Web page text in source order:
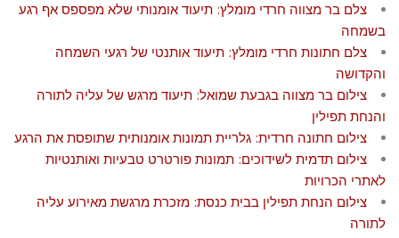
צלם בר מצווה חרדי מומלץ: תיעוד אומנותי שלא מפספס אף רגע
בשמחה
צלם חתונות חרדי מומלץ: תיעוד אותנטי של רגעי השמחה
והקדושה
צילום בר מצווה בגבעת שמואל: תיעוד מרגש של עליה לתורה
והנחת תפילין
צילום חתונה חרדית: גלריית תמונות אומנותית שתופסת את הרגע
צילום תדמית לשידוכים: תמונות פורטרט טבעיות ואותנטיות
לאתרי הכרויות
צילום הנחת תפילין בבית כנסת: מזכרת מרגשת מאירוע עליה
לתורה